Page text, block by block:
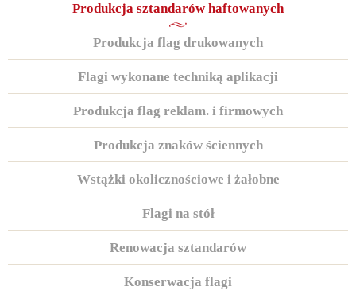
Produkcja sztandarów haftowanych
Produkcja flag drukowanych
Flagi wykonane techniką aplikacji
Produkcja flag reklam. i firmowych
Produkcja znaków ściennych
Wstążki okolicznościowe i żałobne
Flagi na stół
Renowacja sztandarów
Konserwacja flagi